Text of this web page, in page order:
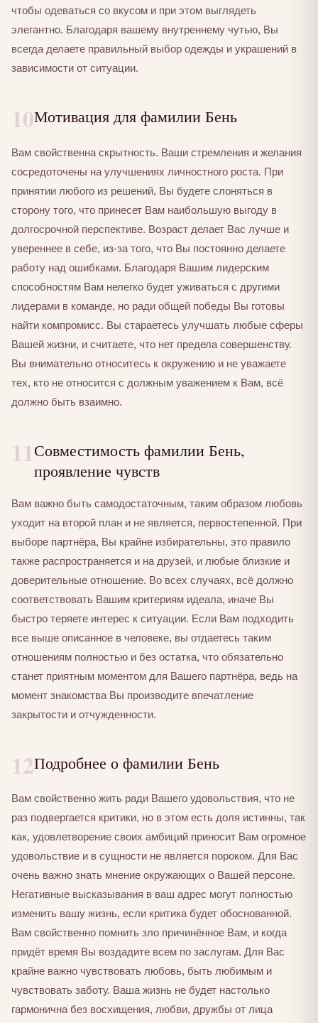
чтобы одеваться со вкусом и при этом выглядеть
элегантно. Благодаря вашему внутреннему чутью, Вы
всегда делаете правильный выбор одежды и украшений в
зависимости от ситуации.
10Мотивация для фамилии Бень
Вам свойственна скрытность. Ваши стремления и желания
сосредоточены на улучшениях личностного роста. При
принятии любого из решений, Вы будете слоняться в
сторону того, что принесет Вам наибольшую выгоду в
долгосрочной перспективе. Возраст делает Вас лучше и
увереннее в себе, из-за того, что Вы постоянно делаете
работу над ошибками. Благодаря Вашим лидерским
способностям Вам нелегко будет уживаться с другими
лидерами в команде, но ради общей победы Вы готовы
найти компромисс. Вы стараетесь улучшать любые сферы
Вашей жизни, и считаете, что нет предела совершенству.
Вы внимательно относитесь к окружению и не уважаете
тех, кто не относится с должным уважением к Вам, всё
должно быть взаимно.
11Совместимость фамилии Бень,
проявление чувств
Вам важно быть самодостаточным, таким образом любовь
уходит на второй план и не является, первостепенной. При
выборе партнёра, Вы крайне избирательны, это правило
также распространяется и на друзей, и любые близкие и
доверительные отношение. Во всех случаях, всё должно
соответствовать Вашим критериям идеала, иначе Вы
быстро теряете интерес к ситуации. Если Вам подходить
все выше описанное в человеке, вы отдаетесь таким
отношениям полностью и без остатка, что обязательно
станет приятным моментом для Вашего партнёра, ведь на
момент знакомства Вы производите впечатление
закрытости и отчужденности.
12Подробнее о фамилии Бень
Вам свойственно жить ради Вашего удовольствия, что не
раз подвергается критики, но в этом есть доля истинны, так
как, удовлетворение своих амбиций приносит Вам огромное
удовольствие и в сущности не является пороком. Для Вас
очень важно знать мнение окружающих о Вашей персоне.
Негативные высказывания в ваш адрес могут полностью
изменить вашу жизнь, если критика будет обоснованной.
Вам свойственно помнить зло причинённое Вам, и когда
придёт время Вы воздадите всем по заслугам. Для Вас
крайне важно чувствовать любовь, быть любимым и
чувствовать заботу. Ваша жизнь не будет настолько
гармонична без восхищения, любви, дружбы от лица